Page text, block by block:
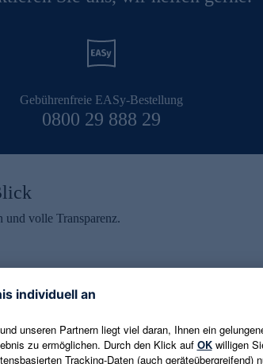
Gebührenfreie EASy-Bestellung
0800 29 888 29
und volle Transparenz.
Trends,
E-Mail-Adresse eingeben